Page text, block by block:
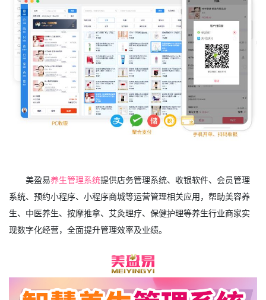
美盈易养生管理系统提供店务管理系统、收银软件、会员管理
系统、预约小程序、小程序商城等运营管理相关应用，帮助美容养
生、中医养生、按摩推拿、艾灸理疗、保健护理等养生行业商家实
现数字化经营，全面提升管理效率及业绩。